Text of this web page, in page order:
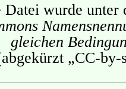
Datei wurde unter
gleichen
„CC-